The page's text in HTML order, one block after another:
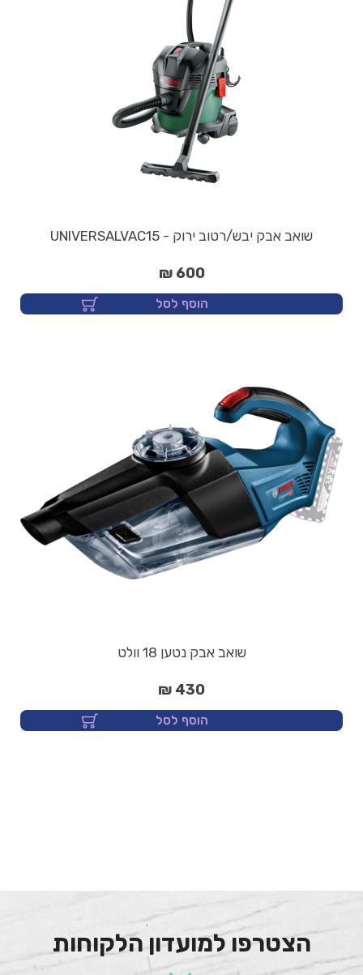
שואב אבק יבש/רטוב ירוק - UNIVERSALVAC15
600 ₪
הוסף לסל
שואב אבק נטען 18 וולט
430 ₪
הוסף לסל
הצטרפו למועדון הלקוחות